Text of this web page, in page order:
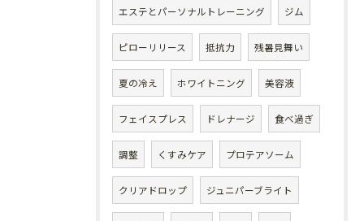
エステとパーソナルトレーニング ジム
ピローリリース 抵抗力 残暑見舞い
夏の冷え ホワイトニング 美容液
フェイスプレス ドレナージ 食べ過ぎ
調整 くすみケア プロテアソーム
クリアドロップ ジュニパーブライト